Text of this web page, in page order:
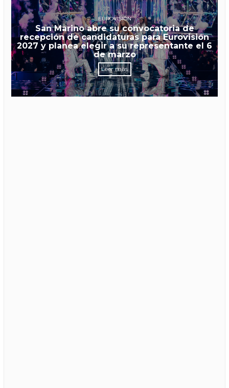
EUROVISIÓN
San Marino abre su convocatoria de
recepción de candidaturas para Eurovisión
2027 y planea elegir a su representante el 6
de marzo
Leer más